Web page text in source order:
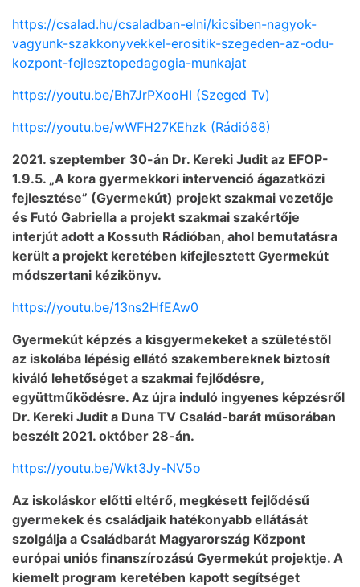
https://csalad.hu/csaladban-elni/kicsiben-nagyok-
vagyunk-szakkonyvekkel-erositik-szegeden-az-odu-
kozpont-fejlesztopedagogia-munkajat
https://youtu.be/Bh7JrPXooHI (Szeged Tv)
https://youtu.be/wWFH27KEhzk (Rádió88)
2021. szeptember 30-án Dr. Kereki Judit az EFOP-
1.9.5. „A kora gyermekkori intervenció ágazatközi
fejlesztése” (Gyermekút) projekt szakmai vezetője
és Futó Gabriella a projekt szakmai szakértője
interjút adott a Kossuth Rádióban, ahol bemutatásra
került a projekt keretében kifejlesztett Gyermekút
módszertani kézikönyv.
https://youtu.be/13ns2HfEAw0
Gyermekút képzés a kisgyermekeket a születéstől
az iskolába lépésig ellátó szakembereknek biztosít
kiváló lehetőséget a szakmai fejlődésre,
együttműködésre. Az újra induló ingyenes képzésről
Dr. Kereki Judit a Duna TV Család-barát műsorában
beszélt 2021. október 28-án.
https://youtu.be/Wkt3Jy-NV5o
Az iskoláskor előtti eltérő, megkésett fejlődésű
gyermekek és családjaik hatékonyabb ellátását
szolgálja a Családbarát Magyarország Központ
európai uniós finanszírozású Gyermekút projektje. A
kiemelt program keretében kapott segítséget